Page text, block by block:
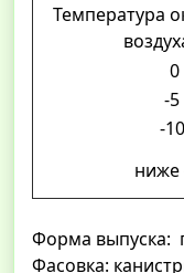
Температура
0
-5
-10
ниже
Форма выпуска:
Фасовка: